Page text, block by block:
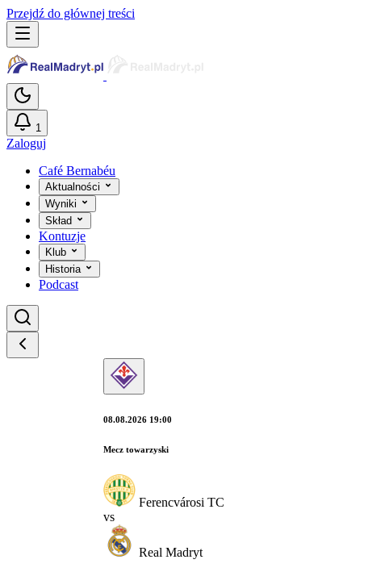
Przejdź do głównej treści
1
Zaloguj
Café Bernabéu
Aktualności
Wyniki
Skład
Kontuzje
Klub
Historia
Podcast
08.08.2026 19:00
Mecz towarzyski
Ferencvárosi TC
vs
Real Madryt